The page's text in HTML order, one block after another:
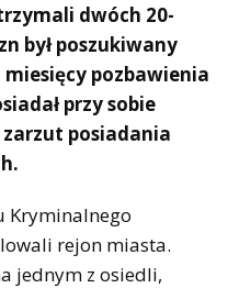
dwóch 20-
był poszukiwany
pozbawienia
przy sobie
zarzut posiadania
Kryminalnego
rejon miasta.
jednym z osiedli,